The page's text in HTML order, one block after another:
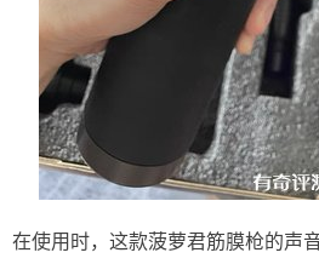
在使用时，这款菠萝君筋膜枪的声